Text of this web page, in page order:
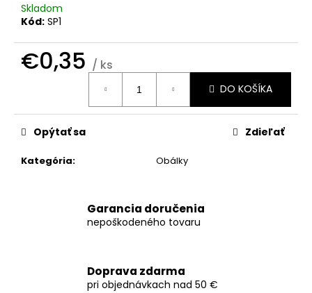
Skladom
Kód: SP1
€0,35 / ks
DO KOŠÍKA
Kategória: Obálky
Opýtať sa Zdieľať
Garancia doručenia
nepoškodeného tovaru
Doprava zdarma
pri objednávkach nad 50 €
ú
č
a
m
OBÁLKY
SVADOBNÉ
C6